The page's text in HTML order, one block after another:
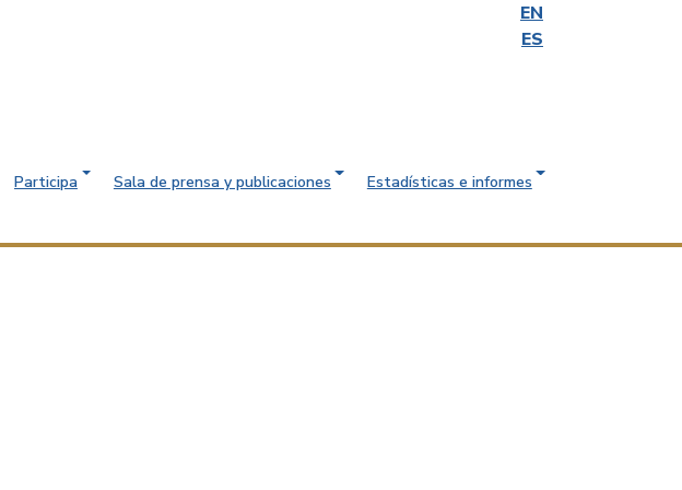
EN
ES
Participa Sala de prensa y publicaciones
Estadísticas e informes